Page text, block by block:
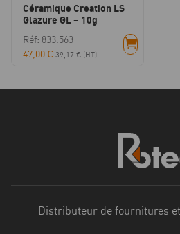
Céramique Creation LS
Glazure GL – 10g
Réf: 833.563
47,00€ 39,17 € (HT)
Distributeur de fournitures